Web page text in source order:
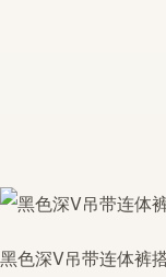
黑色深V吊带连体裤